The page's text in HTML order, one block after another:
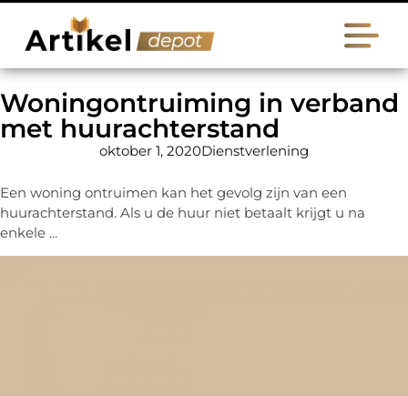
Woningontruiming in verband
met huurachterstand
oktober 1, 2020Dienstverlening
Een woning ontruimen kan het gevolg zijn van een
huurachterstand. Als u de huur niet betaalt krijgt u na
enkele ...